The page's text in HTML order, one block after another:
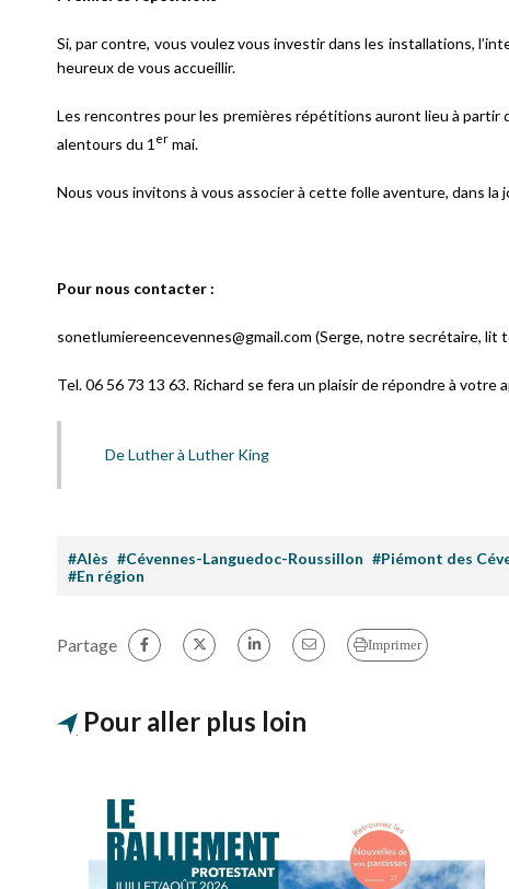
Si, par contre, vous voulez vous investir dans les installations,
heureux de vous accueillir.
Les rencontres pour les premières répétitions auront lieu à
alentours du 1 er mai.
Nous vous invitons à vous associer à cette folle aventure, dans
Pour nous contacter :
sonetlumiereencevennes@gmail.com (Serge, notre secrétaire, lit
Tel. 06 56 73 13 63. Richard se fera un plaisir de répondre à votre
De Luther à Luther King
#Alès #Cévennes-Languedoc-Roussillon #Piémont des
#En région
Partage Imprimer
Pour aller plus loin